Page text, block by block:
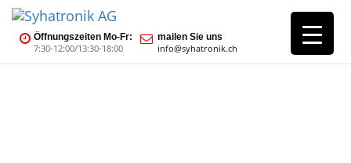
Öffnungszeiten Mo-Fr:
7:30-12:00/13:30-18:00
mailen Sie uns
info@syhatronik.ch